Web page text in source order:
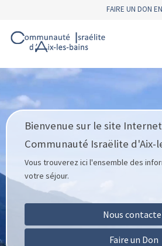
FAIRE UN DON
Bienvenue sur le site
Communauté Israëlite d'Aix-
Vous trouverez ici l'ensemble des
votre séjour.
Nous
Faire un Don